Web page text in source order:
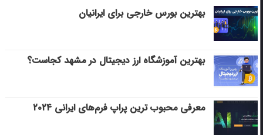
بهترین بورس خارجی برای ایرانیان
بهترین آموزشگاه ارز دیجیتال در مشهد کجاست؟
معرفی محبوب ترین پراپ فرم‌های ایرانی ۲۰۲۴